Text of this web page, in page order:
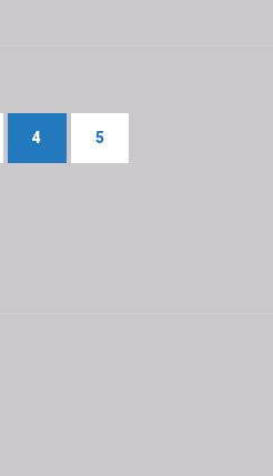
4 5